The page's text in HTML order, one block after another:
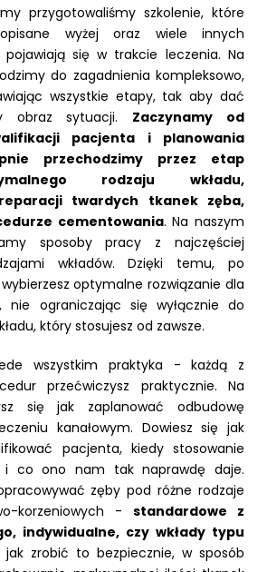
przygotowaliśmy szkolenie, które
wyżej oraz wiele innych
się w trakcie leczenia. Na
do zagadnienia kompleksowo,
wszystkie etapy, tak aby dać
obraz sytuacji. Zaczynamy od
pacjenta i planowania
przechodzimy przez etap
rodzaju wkładu,
twardych tkanek zęba,
cementowania. Na naszym
sposoby pracy z najczęściej
wkładów. Dzięki temu, po
optymalne rozwiązanie dla
nie ograniczając się wyłącznie do
który stosujesz od zawsze.
wszystkim praktyka - każdą z
przećwiczysz praktycznie. Na
się jak zaplanować odbudowę
kanałowym. Dowiesz się jak
pacjenta, kiedy stosowanie
i co ono nam tak naprawdę daje.
zęby pod różne rodzaje
korzeniowych - standardowe z
indywidualne, czy wkłady typu
jak zrobić to bezpiecznie, w sposób